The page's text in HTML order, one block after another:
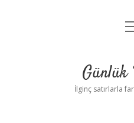
Yasal
İlginç satırlarla